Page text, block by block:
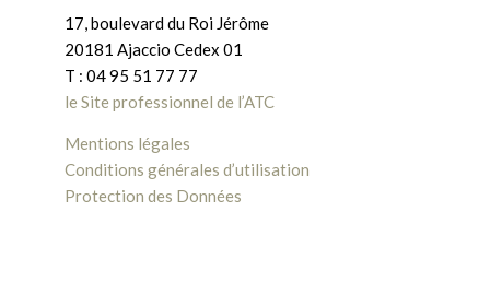
17, boulevard du Roi Jérôme
20181 Ajaccio Cedex 01
T : 04 95 51 77 77
le Site professionnel de l’ATC
Mentions légales
Conditions générales d’utilisation
Protection des Données